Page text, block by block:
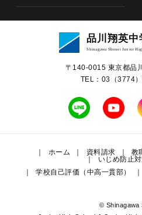
高等学校教育
進路・進学
品川翔英
Shinagawa Shouei Junior
〒140-0015 東京都品
TEL：03（3774）
ホーム 資料請求 教
いじめ防止
学校自己評価（中高一貫部）
© Shinagawa